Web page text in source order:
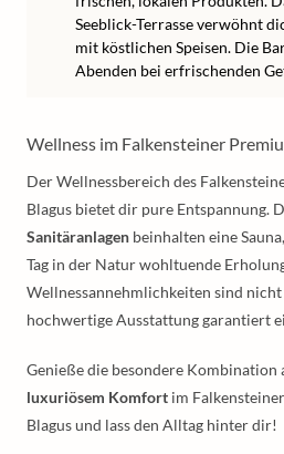
Seeblick-Terrasse verwöhnt
mit köstlichen Speisen. Die
Abenden bei erfrischenden
Wellness im Falkensteiner
Der Wellnessbereich des
Blagus bietet dir pure Entspannung.
Sanitäranlagen beinhalten eine
Tag in der Natur wohltuende
Wellnessannehmlichkeiten sind
hochwertige Ausstattung garantiert
Genieße die besondere Kombination
luxuriösem Komfort im
Blagus und lass den Alltag hinter dir!